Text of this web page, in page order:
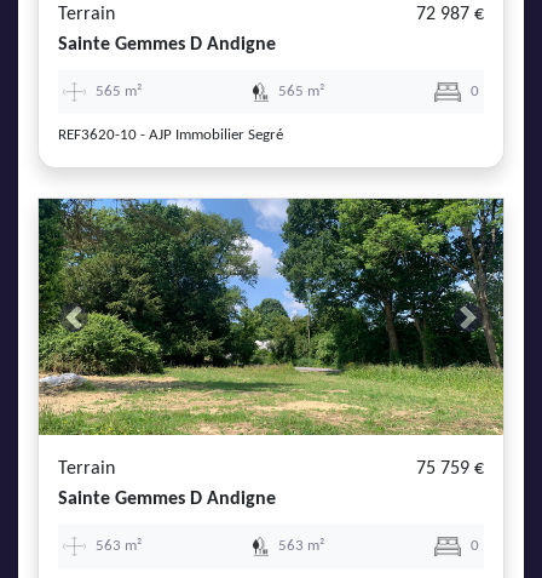
Terrain
72 987 €
Sainte Gemmes D Andigne
565 m² 565 m² 0
REF3620-10 - AJP Immobilier Segré
Previous Next
Terrain
75 759 €
Sainte Gemmes D Andigne
563 m² 563 m² 0